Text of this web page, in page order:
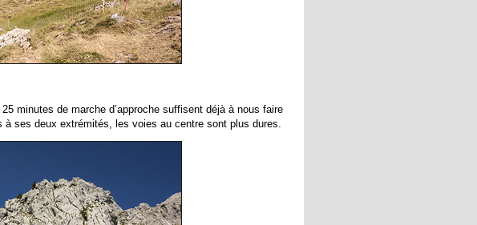
minutes de marche d’approche suffisent déjà à nous faire
ses deux extrémités, les voies au centre sont plus dures.